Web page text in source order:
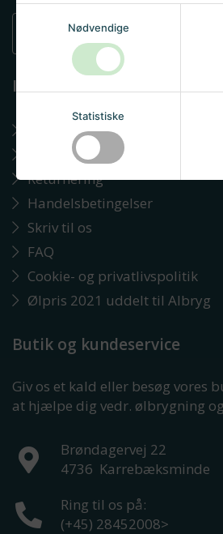
Nødvendige
Statistiske
Information
Sådan handler du hos os
Om Albryg
Returnering
Handelsbetingelser
Skriv til os
FAQ
Cookie- og privatlivspolitik
Ølpris 2021 uddelt til Albryg
Butik og kundeservice
Giv os et kald eller besøg vores
at hjælpe dig vedr. ølbrygning
Brøndagervej 22
4736 Karrebæksminde
Ring til os på:
(+45) 28452008>